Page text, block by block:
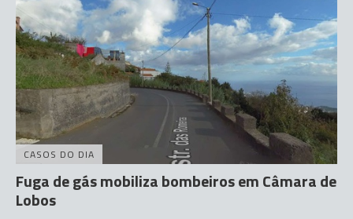
CASOS DO DIA
Fuga de gás mobiliza bombeiros em Câmara de
Lobos